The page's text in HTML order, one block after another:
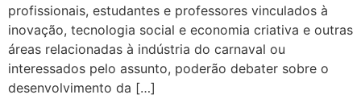
profissionais, estudantes e professores vinculados à
inovação, tecnologia social e economia criativa e outras
áreas relacionadas à indústria do carnaval ou
interessados pelo assunto, poderão debater sobre o
desenvolvimento da […]